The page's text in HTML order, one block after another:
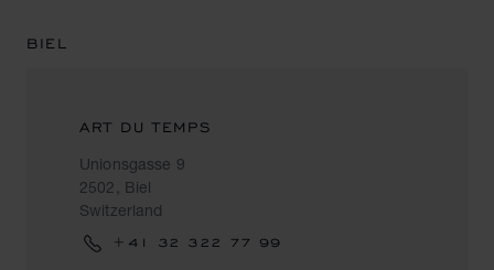
BIEL
ART DU TEMPS
Unionsgasse 9
2502, Biel
Switzerland
+41 32 322 77 99